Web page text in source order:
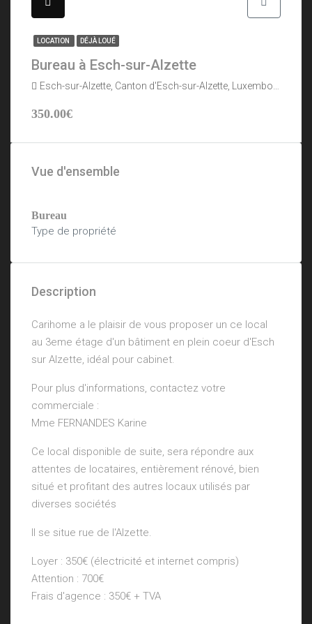
LOCATION DÉJÀ LOUÉ
Bureau à Esch-sur-Alzette
Esch-sur-Alzette, Canton d'Esch-sur-Alzette, Luxembourg
350.00€
Vue d'ensemble
Bureau
Type de propriété
Description
Carihome a le plaisir de vous proposer un ce local
au 3eme étage d'un bâtiment en plein coeur d'Esch
sur Alzette, idéal pour cabinet.
Pour plus d'informations, contactez votre
commerciale :
Mme FERNANDES Karine
Ce local disponible de suite, sera répondre aux
attentes de locataires, entièrement rénové, bien
situé et profitant des autres locaux utilisés par
diverses sociétés
Il se situe rue de l'Alzette.
Loyer : 350€ (électricité et internet compris)
Attention : 700€
Frais d'agence : 350€ + TVA